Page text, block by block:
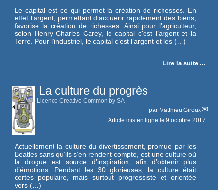
Le capital est ce qui permet la création de richesses. En
effet l’argent, permettant d’acquérir rapidement des biens,
favorise la création de richesses. Ainsi pour l’agriculteur,
selon Henry Charles Carey, le capital c’est l’argent et la
Terre. Pour l’industriel, le capital c’est l’argent et les (…)
Lire la suite ...
La culture du progrès
Licence Creative Common by SA
par Matthieu Giroux
Article mis en ligne le 9 octobre 2017
Actuellement la culture du divertissement, promue par les
Beatles sans qu’ils s’en rendent compte, est une culture où
la drogue est source d’inspiration, afin d’obtenir plus
d’émotions. Pendant les 30 glorieuses, la culture était
certes populaire, mais surtout progressiste et orientée
vers (…)